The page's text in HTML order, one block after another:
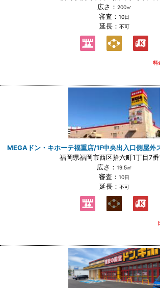
広さ： 200㎡
審査： 10日
延長： 不可
料
MEGAドン・キホーテ福重店/1F中央出入口側屋外
福岡県福岡市西区拾六町1丁目7番
広さ： 19.5㎡
審査： 10日
延長： 不可